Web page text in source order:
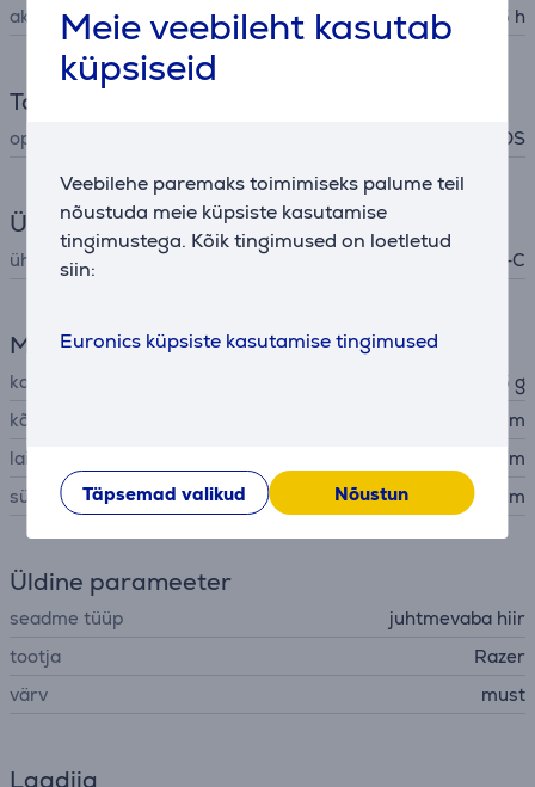
Meie veebileht kasutab
küpsiseid
Veebilehe paremaks toimimiseks palume teil
nõustuda meie küpsiste kasutamise
tingimustega. Kõik tingimused on loetletud
siin:
Euronics küpsiste kasutamise tingimused
Täpsemad valikud Nõustun
aku tööaeg kuni 95 h
Tarkvara
operatsioonisüsteemide tugi Windows, macOS
Ühenduvus
ühendusliidese tüüp USB-A, USB-C
Mõõtmed
kaal
55 g
kõrgus
12,71 cm
laius
6,39 cm
sügavus
3,99 cm
Üldine parameeter
seadme tüüp
juhtmevaba hiir
tootja
Razer
värv
must
Laadija